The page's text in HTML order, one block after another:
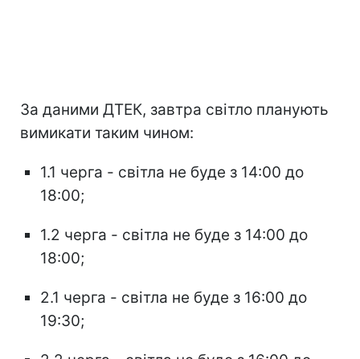
За даними ДТЕК, завтра світло планують
вимикати таким чином:
1.1 черга - світла не буде з 14:00 до
18:00;
1.2 черга - світла не буде з 14:00 до
18:00;
2.1 черга - світла не буде з 16:00 до
19:30;